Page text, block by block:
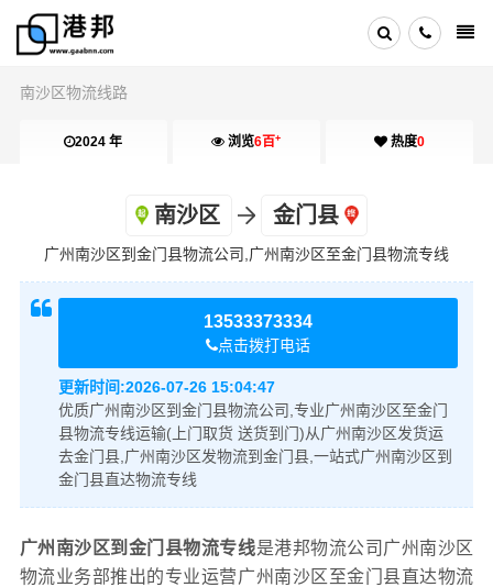
南沙区物流线路
2024 年 浏览6百+ 热度0
南沙区 金门县
广州南沙区到金门县物流公司,广州南沙区至金门县物流专线
13533373334
点击拨打电话
更新时间:2026-07-26 15:04:47
优质广州南沙区到金门县物流公司,专业广州南沙区至金门
县物流专线运输(上门取货 送货到门)从广州南沙区发货运
去金门县,广州南沙区发物流到金门县,一站式广州南沙区到
金门县直达物流专线
广州南沙区到金门县物流专线是港邦物流公司广州南沙区
物流业务部推出的专业运营广州南沙区至金门县直达物流